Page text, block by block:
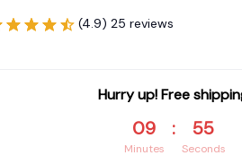
(4.9) 25 reviews
Hurry up! Free
09
Minutes
: 54
Seconds